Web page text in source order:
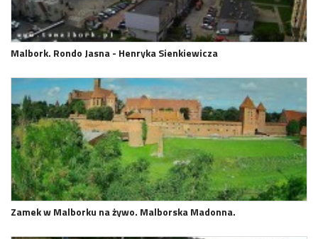
Malbork. Rondo Jasna - Henryka Sienkiewicza
Zamek w Malborku na żywo. Malborska Madonna.